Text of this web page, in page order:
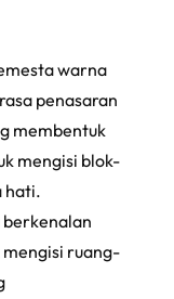
warna
penasaran
membentuk
mengisi blok-
hati.
berkenalan
ruang-